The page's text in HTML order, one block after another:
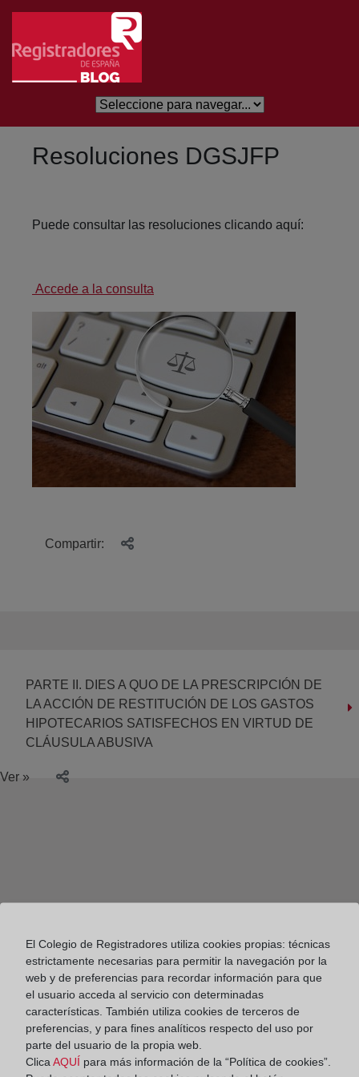
Saltar al contenido principal
Resoluciones DGSJFP
Puede consultar las resoluciones clicando aquí:
Accede a la consulta
Compartir:
PARTE II. DIES A QUO DE LA PRESCRIPCIÓN DE
LA ACCIÓN DE RESTITUCIÓN DE LOS GASTOS
HIPOTECARIOS SATISFECHOS EN VIRTUD DE
CLÁUSULA ABUSIVA
Ver »
Colegio de Registradores
El Colegio de Registradores utiliza cookies propias: técnicas
estrictamente necesarias para permitir la navegación por la
web y de preferencias para recordar información para que
el usuario acceda al servicio con determinadas
características. También utiliza cookies de terceros de
preferencias, y para fines analíticos respecto del uso por
parte del usuario de la propia web.
Clica AQUÍ para más información de la “Política de cookies”.